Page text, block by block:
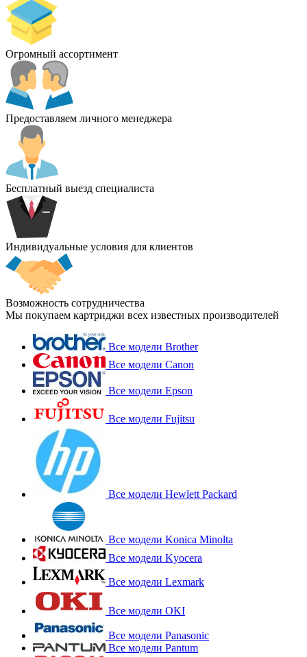
Огромный ассортимент
Предоставляем личного менеджера
Бесплатный выезд специалиста
Индивидуальные условия для клиентов
Возможность сотрудничества
Мы покупаем картриджи всех известных производителей
Все модели Brother
Все модели Canon
Все модели Epson
Все модели Fujitsu
Все модели Hewlett Packard
Все модели Konica Minolta
Все модели Kyocera
Все модели Lexmark
Все модели OKI
Все модели Panasonic
Все модели Pantum